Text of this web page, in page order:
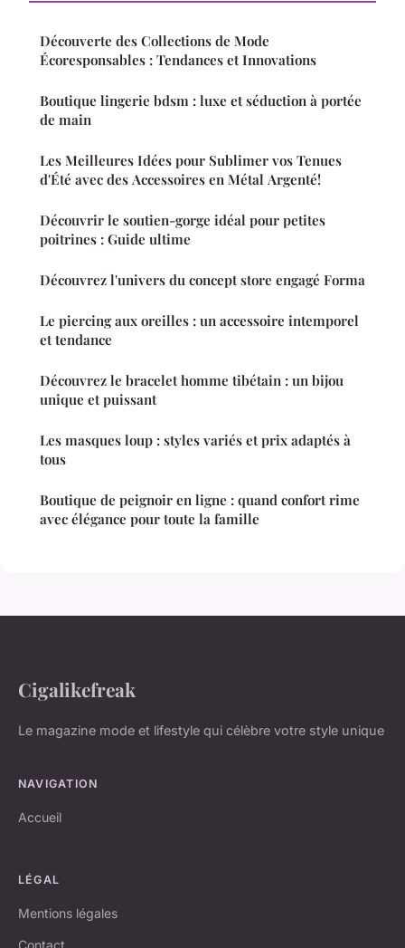
Découverte des Collections de Mode
Écoresponsables : Tendances et Innovations
Boutique lingerie bdsm : luxe et séduction à portée
de main
Les Meilleures Idées pour Sublimer vos Tenues
d'Été avec des Accessoires en Métal Argenté!
Découvrir le soutien-gorge idéal pour petites
poitrines : Guide ultime
Découvrez l'univers du concept store engagé Forma
Le piercing aux oreilles : un accessoire intemporel
et tendance
Découvrez le bracelet homme tibétain : un bijou
unique et puissant
Les masques loup : styles variés et prix adaptés à
tous
Boutique de peignoir en ligne : quand confort rime
avec élégance pour toute la famille
Cigalikefreak
Le magazine mode et lifestyle qui célèbre votre style unique
NAVIGATION
Accueil
LÉGAL
Mentions légales
Contact